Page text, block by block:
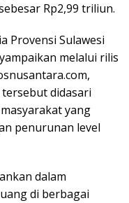
Rp2,99 triliun.
Provensi Sulawesi
melalui rilis
didasari
yang
penurunan level
dalam
di berbagai